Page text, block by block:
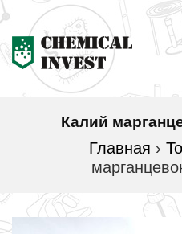
Калий
Главная ›